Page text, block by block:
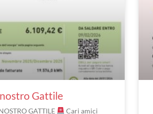
Gattile
GATTILE
Cari amici